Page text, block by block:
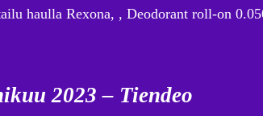
haulla Rexona, , Deodorant roll-on
2023 – Tiendeo